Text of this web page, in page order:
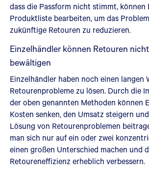
dass die Passform nicht stimmt, können
Produktliste bearbeiten, um das
zukünftige Retouren zu reduzieren.
Einzelhändler können Retouren
bewältigen
Einzelhändler haben noch einen langen
Retourenprobleme zu lösen. Durch die
der oben genannten Methoden können
Kosten senken, den Umsatz steigern
Lösung von Retourenproblemen
man sich nur auf ein oder zwei
einen großen Unterschied machen und
Retoureneffizienz erheblich verbessern.